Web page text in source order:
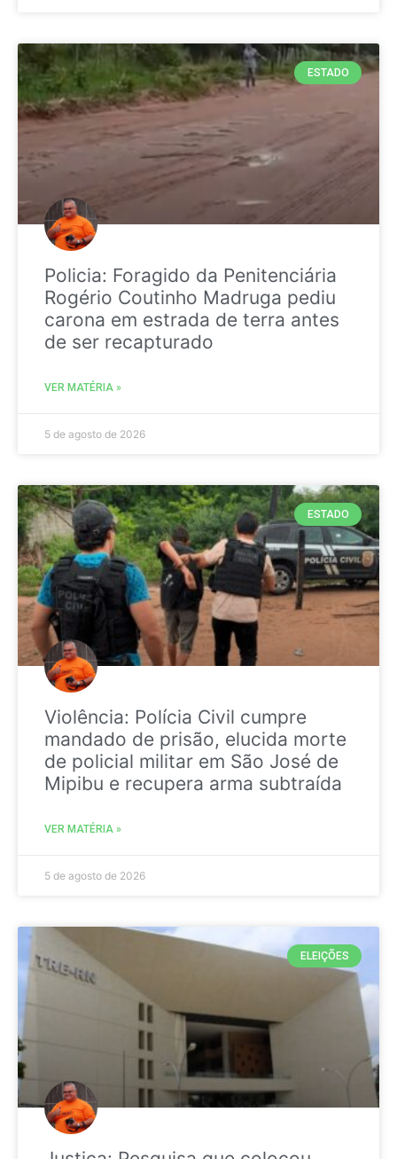
ESTADO
Policia: Foragido da Penitenciária
Rogério Coutinho Madruga pediu
carona em estrada de terra antes
de ser recapturado
VER MATÉRIA »
5 de agosto de 2026
ESTADO
Violência: Polícia Civil cumpre
mandado de prisão, elucida morte
de policial militar em São José de
Mipibu e recupera arma subtraída
VER MATÉRIA »
5 de agosto de 2026
ELEIÇÕES